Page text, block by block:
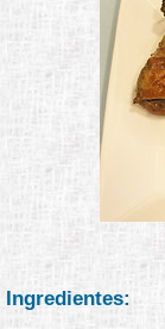
Ingredientes: